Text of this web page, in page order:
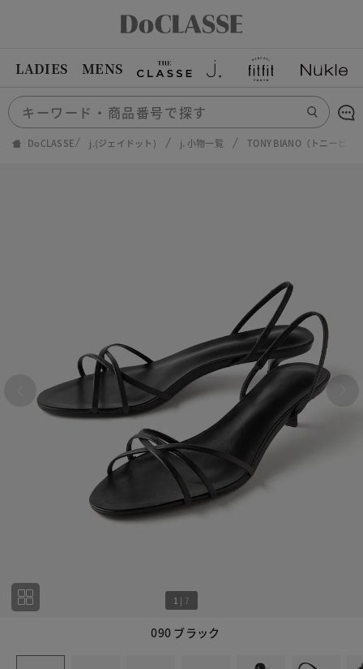
LADIES MENS
DoCLASSE j.(ジェイドット) j. 小物一覧 TONY BIANO（トニービア
090 ブラック
1 | 7